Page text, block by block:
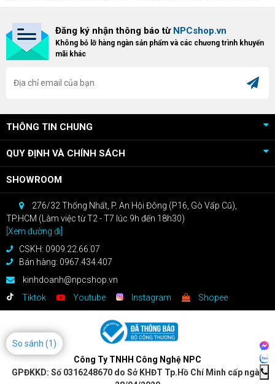
khách hàng sở hữu VGA Radeon
RX 9070 / RX 9070 XT.
dòng ghế Gaming cao cấp nhất,
bạn sẽ nhận ngay quà tặng trị giá
Đăng ký nhận thông báo từ NPCshop.vn
Không bỏ lỡ hàng ngàn sản phẩm và các chương trình khuyến
mãi khác
THÔNG TIN CHUNG
QUY ĐỊNH VÀ CHÍNH SÁCH
SHOWROOM
276/32 Thống Nhất, P. An Hội Đông (P16, Gò Vấp Cũ),
TP.HCM (Làm việc từ T2 - T7 lúc 9h đến 18h30)
[Xem đường đi]
CSKH: 0909.22.66.07
Bán hàng: 0967.434.407
kinhdoanh@npcshop.vn
Tiktok
Youtube Instagram Shopee
Công Ty TNHH Công Nghệ NPC
GPĐKKD: Số 0316248670 do Sở KHĐT Tp.Hồ Chí Minh cấp ngày
So sánh (1)